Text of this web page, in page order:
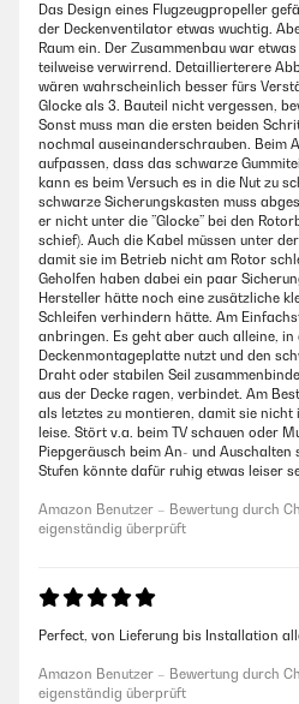
Das Design eines Flugzeugpropeller
der Deckenventilator etwas wuchtig.
Raum ein. Der Zusammenbau war
teilweise verwirrend. Detaillierterere
wären wahrscheinlich besser fürs
Glocke als 3. Bauteil nicht vergessen,
Sonst muss man die ersten beiden
nochmal auseinanderschrauben. Beim
aufpassen, dass das schwarze
kann es beim Versuch es in die Nut zu
schwarze Sicherungskasten muss
er nicht unter die ’’Glocke’’ bei den
schief). Auch die Kabel müssen unter
damit sie im Betrieb nicht am Rotor
Geholfen haben dabei ein paar
Hersteller hätte noch eine zusätzliche
Schleifen verhindern hätte. Am
anbringen. Es geht aber auch alleine,
Deckenmontageplatte nutzt und den
Draht oder stabilen Seil
aus der Decke ragen, verbindet. Am
als letztes zu montieren, damit sie
leise. Stört v.a. beim TV schauen oder
Piepgeräusch beim An- und
Stufen könnte dafür ruhig etwas leiser
Amazon Benutzer – Bewertung durch
eigenständig überprüft
Perfect, von Lieferung bis Installation
Amazon Benutzer – Bewertung durch
eigenständig überprüft